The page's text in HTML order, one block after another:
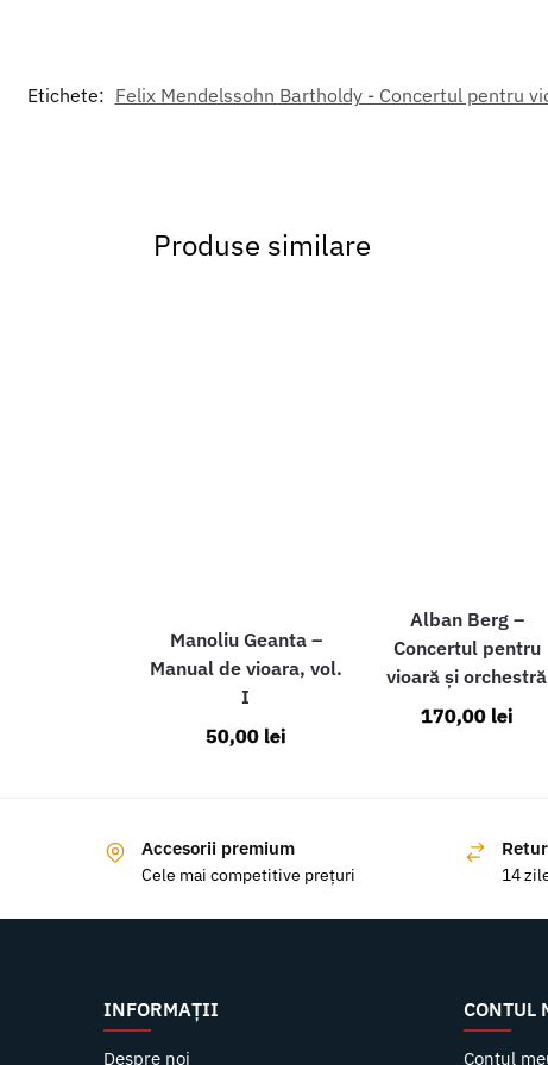
Etichete: Felix Mendelssohn Bartholdy - Concertul pentru
Produse similare
Manoliu Geanta –
Manual de vioara, vol.
I
50,00 lei
Alban Berg –
Concertul pentru
vioară și orchestră
170,00 lei
Accesorii premium
Cele mai competitive prețuri
Retur
14
INFORMAȚII
Despre noi
CONTUL
Contul